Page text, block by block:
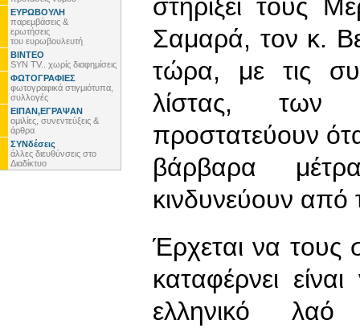
ΕΥΡΩΒΟΥΛΗ
παρεμβάσεις &
ερωτήσεις
του ευρωβουλευτή
ΒΙΝΤΕΟ
SYN TV.. χωρίς διαφημίσεις
ΦΩΤΟΓΡΑΦΙΕΣ
φωτογραφικά στιγμιότυπα,
συλλογές
ΕΙΠΑΝ,ΕΓΡΑΨΑΝ
ομιλίες, συνεντεύξεις &
άρθρα
ΣΥΝδέσεις
άλλες διευθύνσεις στο
Διαδίκτυο
στηρίξει τους
Σαμαρά, τον κ.
τώρα, με τις
λίστας,
προστατεύουν
βάρβαρα
κινδυνεύουν από
Έρχεται να τους
καταφέρνει
ελληνικό